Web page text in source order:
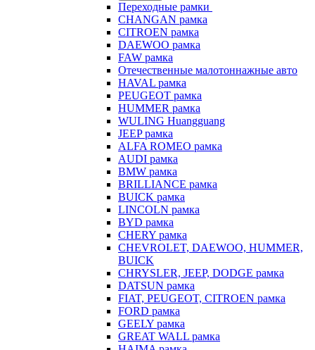
Переходные рамки
CHANGAN рамка
CITROEN рамка
DAEWOO рамка
FAW рамка
Отечественные малотоннажные авто
HAVAL рамка
PEUGEOT рамка
HUMMER рамка
WULING Huangguang
JEEP рамка
ALFA ROMEO рамка
AUDI рамка
BMW рамка
BRILLIANCE рамка
BUICK рамка
LINCOLN рамка
BYD рамка
CHERY рамка
CHEVROLET, DAEWOO, HUMMER,
BUICK
CHRYSLER, JEEP, DODGE рамка
DATSUN рамка
FIAT, PEUGEOT, CITROEN рамка
FORD рамка
GEELY рамка
GREAT WALL рамка